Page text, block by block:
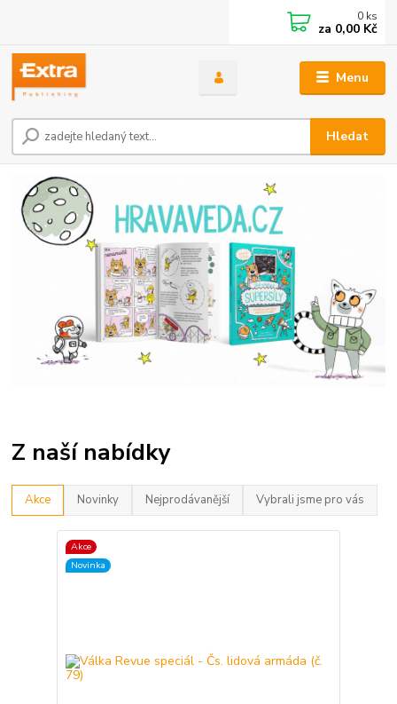
Menu
Hledat
0 ks
za 0,00 Kč
Z naší nabídky
Akce Novinky Nejprodávanější Vybrali jsme pro vás
Akce
Novinka